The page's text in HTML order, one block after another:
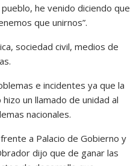
he venido diciendo que
que unirnos”.
sociedad civil, medios de
e incidentes ya que la
un llamado de unidad al
nacionales.
a Palacio de Gobierno y
dijo que de ganar las